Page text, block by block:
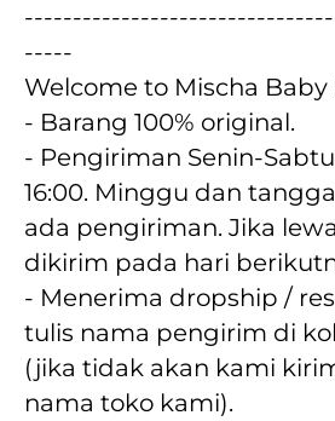
-----
Welcome to Mischa Baby
- Barang 100% original.
- Pengiriman Senin-
16:00. Minggu dan
ada pengiriman. Jika
dikirim pada hari
- Menerima dropship /
tulis nama pengirim di
(jika tidak akan kami
nama toko kami).